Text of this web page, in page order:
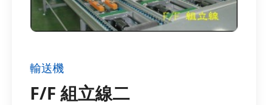
輸送機
F/F 組立線二